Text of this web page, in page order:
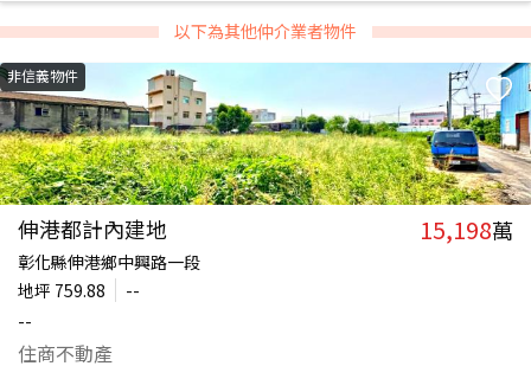
以下為其他仲介業者物件
非信義物件
伸港都計內建地 15,198萬
彰化縣伸港鄉中興路一段
地坪 759.88
--
--
住商不動產